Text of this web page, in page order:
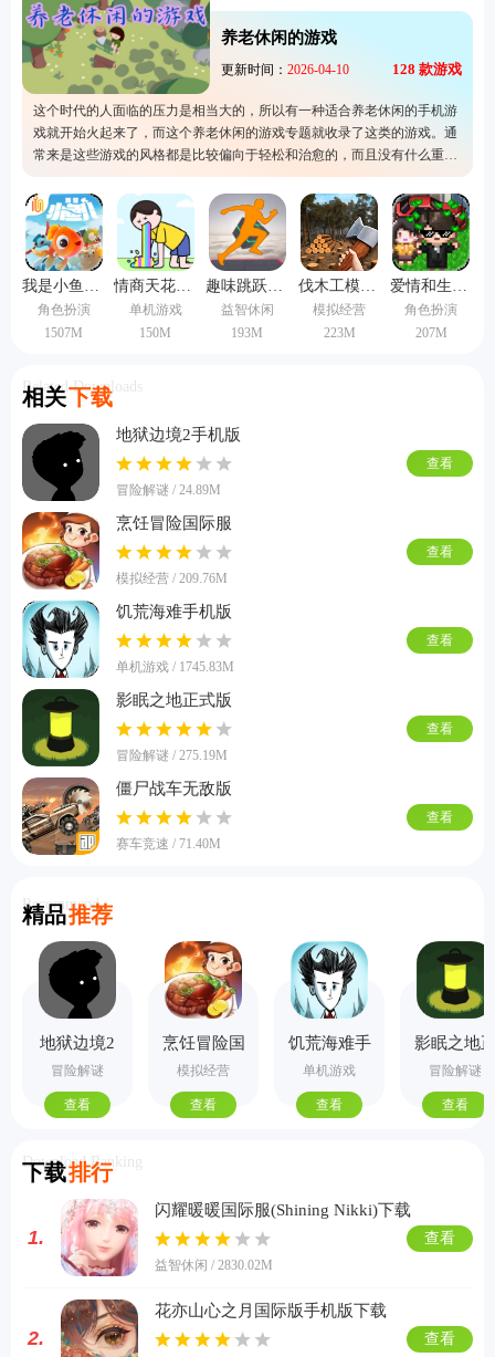
养老休闲的游戏
更新时间： 2026-04-10 128 款游戏
这个时代的人面临的压力是相当大的，所以有一种适合养老休闲的手机游
戏就开始火起来了，而这个养老休闲的游戏专题就收录了这类的游戏。通
常来是这些游戏的风格都是比较偏向于轻松和治愈的，而且没有什么重要
的任务需要完成。所以经常工作的上班族很适合游玩噢，用来给自己一个
放松的机会也不错，欢迎来下载体验一下。
我是小鱼儿手机版
角色扮演
1507M
情商天花板手机版
单机游戏
150M
趣味跳跃模拟器手机版
益智休闲
193M
伐木工模拟器3d手机版
模拟经营
223M
爱情和生活模拟rpg汉化版
角色扮演
207M
相关下载
Related Downloads
地狱边境2手机版
冒险解谜 / 24.89M
查看
烹饪冒险国际服
模拟经营 / 209.76M
查看
饥荒海难手机版
单机游戏 / 1745.83M
查看
影眠之地正式版
冒险解谜 / 275.19M
查看
僵尸战车无敌版
赛车竞速 / 71.40M
查看
精品推荐
Recommend
地狱边境2
手机版
冒险解谜
查看
烹饪冒险国
际服
模拟经营
查看
饥荒海难手
机版
单机游戏
查看
影眠之地
式版
冒险解谜
查看
下载排行
Download Ranking
1.
闪耀暖暖国际服(Shining Nikki)下载
益智休闲 / 2830.02M
查看
2.
花亦山心之月国际版手机版下载
查看